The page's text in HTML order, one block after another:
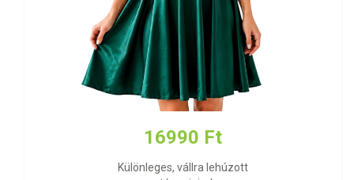
16990 Ft
Különleges, vállra lehúzott